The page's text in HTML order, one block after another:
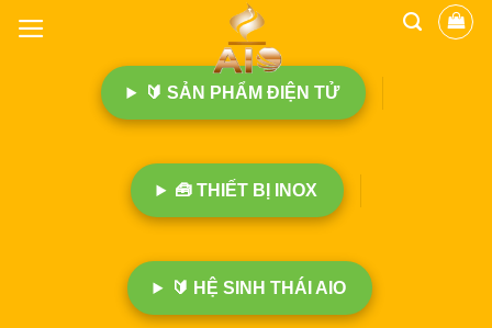
🔰 SẢN PHẨM ĐIỆN TỬ
🧰 THIẾT BỊ INOX
🔰 HỆ SINH THÁI AIO